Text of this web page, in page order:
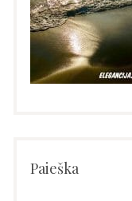
Paieška